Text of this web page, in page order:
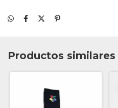
Productos similares